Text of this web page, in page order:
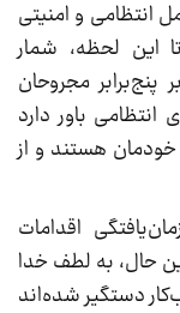
انتظامی و امنیتی
این لحظه، شمار
مجروحان
باور دارد
خودمان هستند و از
اقدامات
حال، به لطف خدا
دستگیر شده‌اند